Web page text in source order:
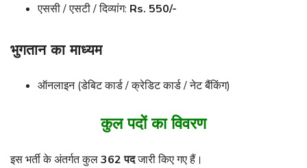
एससी / एसटी / दिव्यांग: Rs. 550/-
भुगतान का माध्यम
ऑनलाइन (डेबिट कार्ड / क्रेडिट कार्ड / नेट बैंकिंग)
कुल पदों का विवरण
इस भर्ती के अंतर्गत कुल362 पदजारी किए गए हैं।